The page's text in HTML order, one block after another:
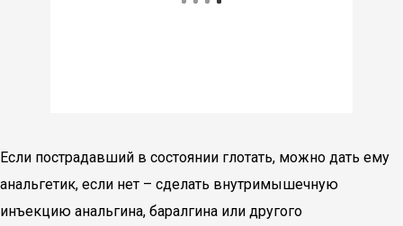
Если пострадавший в состоянии глотать, можно дать ему
анальгетик, если нет – сделать внутримышечную
инъекцию анальгина, баралгина или другого